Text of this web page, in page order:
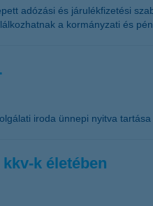
adózási és járulékfizetési
a kormányzati és
iroda ünnepi nyitva tartása
k életében